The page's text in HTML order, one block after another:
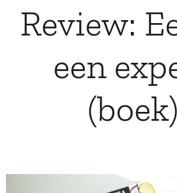
Review:
een
(boek)